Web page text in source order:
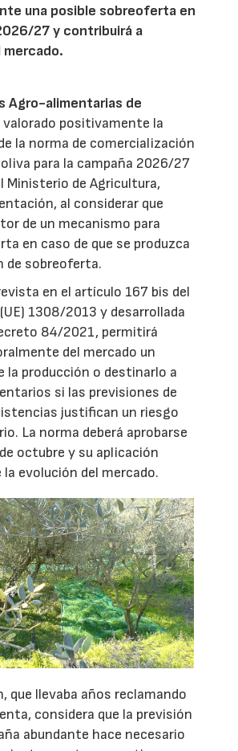
una posible sobreoferta en
27 y contribuirá a
Agro-alimentarias de
valorado positivamente la
la norma de comercialización
para la campaña 2026/27
Ministerio de Agricultura,
al considerar que
de un mecanismo para
en caso de que se produzca
de sobreoferta.
en el artículo 167 bis del
1308/2013 y desarrollada
84/2021, permitirá
del mercado un
la producción o destinarlo a
si las previsiones de
justifican un riesgo
La norma deberá aprobarse
octubre y su aplicación
la evolución del mercado.
que llevaba años reclamando
considera que la previsión
abundante hace necesario